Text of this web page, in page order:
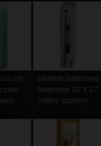
cm
candele battesimo
betlemme 20 X 27
colore azzurro ...